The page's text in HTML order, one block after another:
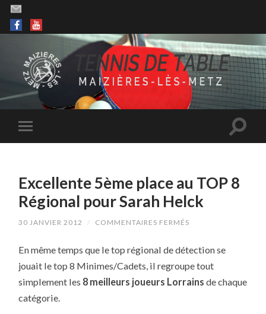
Excellente 5ème place au TOP 8
Régional pour Sarah Helck
30 JANVIER 2012 / COMMENTAIRES FERMÉS
PLACE
TOP
RÉGIONAL
En même temps que le top régional de détection se
jouait le top 8 Minimes/Cadets, il regroupe tout
simplement les 8 meilleurs joueurs Lorrains de chaque
catégorie.